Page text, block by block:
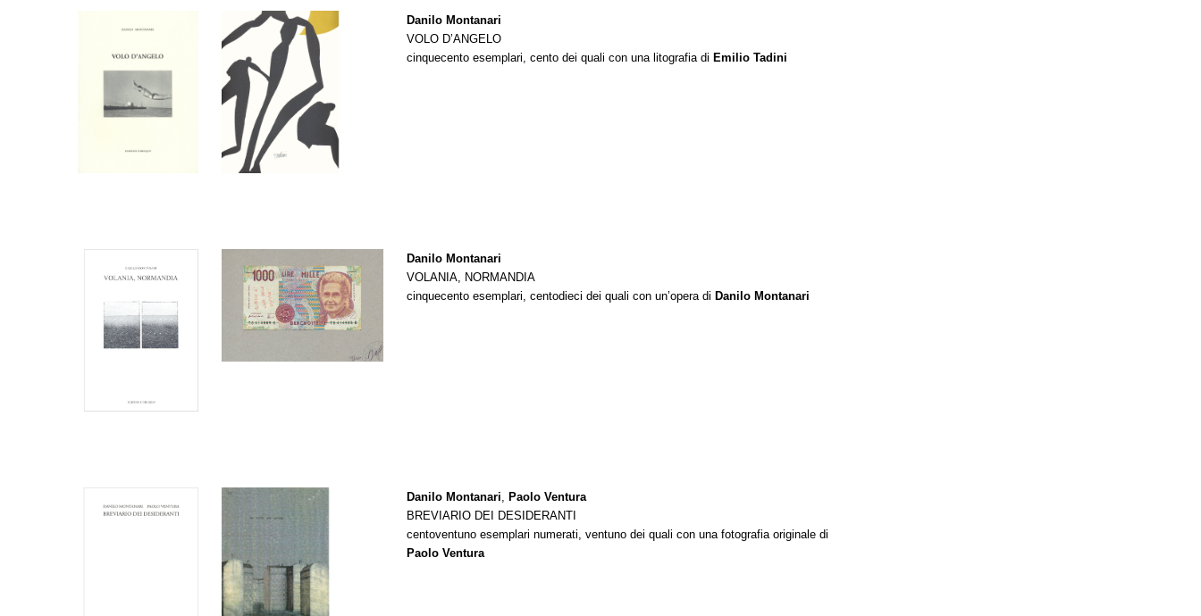
Danilo Montanari
VOLO D’ANGELO
cinquecento esemplari, cento dei quali con una litografia di Emilio Tadini
Danilo Montanari
VOLANIA, NORMANDIA
cinquecento esemplari, centodieci dei quali con un’opera di Danilo Montanari
Danilo Montanari, Paolo Ventura
BREVIARIO DEI DESIDERANTI
centoventuno esemplari numerati, ventuno dei quali con una fotografia originale di
Paolo Ventura